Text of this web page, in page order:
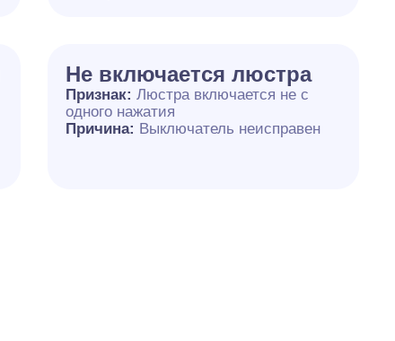
Не включается люстра
Признак: Люстра включается не с
одного нажатия
Причина: Выключатель неисправен